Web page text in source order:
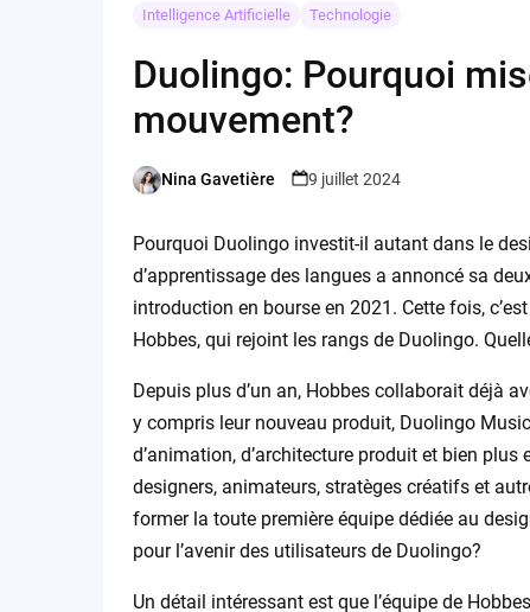
Intelligence Artificielle Technologie
Duolingo: Pourquoi
mouvement?
Posted
Nina Gavetière 9 juillet 2024
Pourquoi Duolingo investit-il autant dans le
d’apprentissage des langues a annoncé sa
introduction en bourse en 2021. Cette fois,
Hobbes, qui rejoint les rangs de Duolingo.
Depuis plus d’un an, Hobbes collaborait déjà
y compris leur nouveau produit, Duolingo
d’animation, d’architecture produit et bien
designers, animateurs, stratèges créatifs et
former la toute première équipe dédiée au
pour l’avenir des utilisateurs de Duolingo?
Un détail intéressant est que l’équipe de